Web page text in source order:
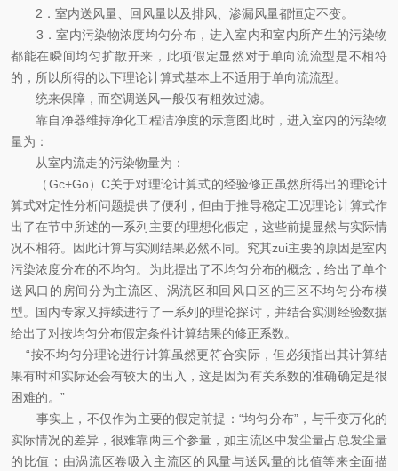
2．室内送风量、回风量以及排风、渗漏风量都恒定不变。
3．室内污染物浓度均匀分布，进入室内和室内所产生的污染物
都能在瞬间均匀扩散开来，此项假定显然对于单向流流型是不相符
的，所以所得的以下理论计算式基本上不适用于单向流流型。
统来保障，而空调送风一般仅有粗效过滤。
靠自净器维持净化工程洁净度的示意图此时，进入室内的污染物
量为：
从室内流走的污染物量为：
（Gc+Go）C关于对理论计算式的经验修正虽然所得出的理论计
算式对定性分析问题提供了便利，但由于推导稳定工况理论计算式作
出了在节中所述的一系列主要的理想化假定，这些前提显然与实际情
况不相符。因此计算与实测结果必然不同。究其zui主要的原因是室内
污染浓度分布的不均匀。为此提出了不均匀分布的概念，给出了单个
送风口的房间分为主流区、涡流区和回风口区的三区不均匀分布模
型。国内专家又持续进行了一系列的理论探讨，并结合实测经验数据
给出了对按均匀分布假定条件计算结果的修正系数。
“按不均匀分理论进行计算虽然更符合实际，但必须指出其计算结
果有时和实际还会有较大的出入，这是因为有关系数的准确确定是很
困难的。”
事实上，不仅作为主要的假定前提：“均匀分布”，与千变万化的
实际情况的差异，很难靠两三个参量，如主流区中发尘量占总发尘量
的比值；由涡流区卷吸入主流区的风量与送风量的比值等来全面描